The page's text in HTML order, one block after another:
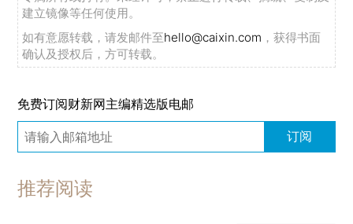
建立镜像等任何使用。
如有意愿转载，请发邮件至hello@caixin.com ，获得书面
确认及授权后，方可转载。
免费订阅财新网主编精选版电邮
订阅
推荐阅读